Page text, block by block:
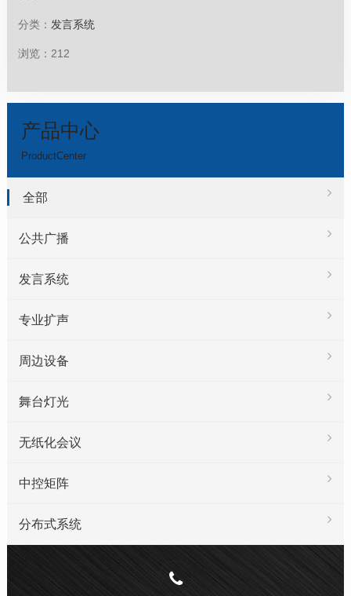
分类： 发言系统
浏览：212
产品中心
ProductCenter
全部
公共广播
发言系统
专业扩声
周边设备
舞台灯光
无纸化会议
中控矩阵
分布式系统